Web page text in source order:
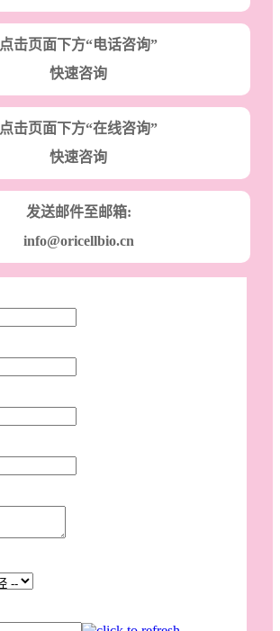
点击页面下方“电话咨询”
快速咨询
点击页面下方“在线咨询”
快速咨询
发送邮件至邮箱:
info@oricellbio.cn